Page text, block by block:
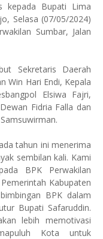
kepada Bupati Lima
Selasa (07/05/2024)
Sumbar, Jalan
Sekretaris Daerah
Win Hari Endi, Kepala
Elsiwa Fajri,
Fidria Falla dan
tahun ini menerima
sembilan kali. Kami
BPK Perwakilan
Kabupaten
BPK dalam
Bupati Safaruddin.
lebih memotivasi
Kota untuk